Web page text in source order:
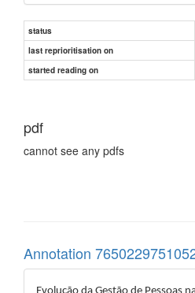
status
last reprioritisation on
started reading on
pdf
cannot see any pdfs
Annotation